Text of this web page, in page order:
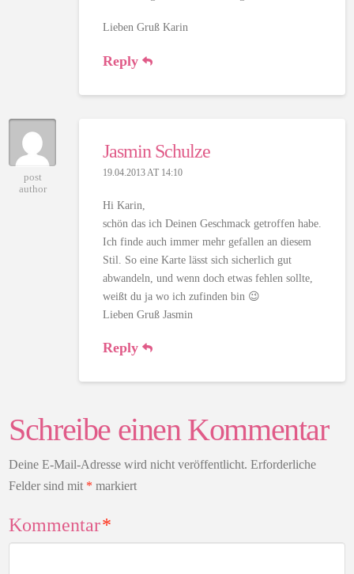
Lieben Gruß Karin
Reply
post
author
Jasmin Schulze
19.04.2013 AT 14:10
Hi Karin,
schön das ich Deinen Geschmack getroffen habe.
Ich finde auch immer mehr gefallen an diesem
Stil. So eine Karte lässt sich sicherlich gut
abwandeln, und wenn doch etwas fehlen sollte,
weißt du ja wo ich zufinden bin 😉
Lieben Gruß Jasmin
Reply
Schreibe einen Kommentar
Deine E-Mail-Adresse wird nicht veröffentlicht. Erforderliche
Felder sind mit * markiert
Kommentar*